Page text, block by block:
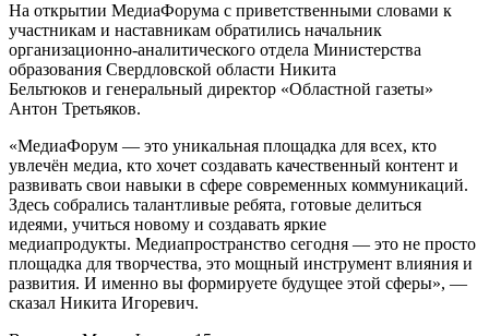
На открытии МедиаФорума с приветственными словами к
участникам и наставникам обратились начальник
организационно-аналитического отдела Министерства
образования Свердловской области Никита
Бельтюков и генеральный директор «Областной газеты»
Антон Третьяков.
«МедиаФорум — это уникальная площадка для всех, кто
увлечён медиа, кто хочет создавать качественный контент и
развивать свои навыки в сфере современных коммуникаций.
Здесь собрались талантливые ребята, готовые делиться
идеями, учиться новому и создавать яркие
медиапродукты. Медиапространство сегодня — это не просто
площадка для творчества, это мощный инструмент влияния и
развития. И именно вы формируете будущее этой сферы», —
сказал Никита Игоревич.